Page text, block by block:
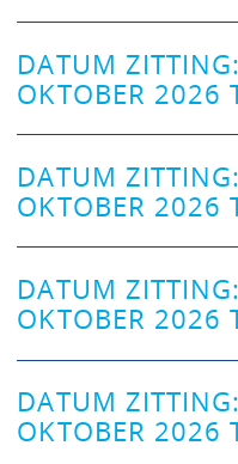
DATUM
OKTOBER 2026
DATUM
OKTOBER 2026
DATUM
OKTOBER 2026
DATUM
OKTOBER 2026